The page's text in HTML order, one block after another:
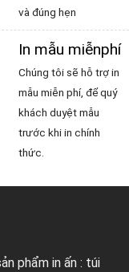
và đúng hẹn
In mẫu miễnphí
Chúng tôi sẽ hỗ trợ in
mẫu miễn phí, để quý
khách duyệt mẫu
trước khi in chính
thức.
phẩm in ấn : túi